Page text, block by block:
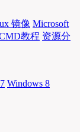
镜像 Microsoft
教程 资源分
Windows 8